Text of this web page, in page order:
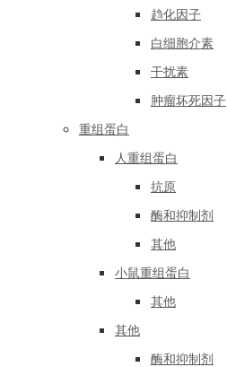
趋化因子
白细胞介素
干扰素
肿瘤坏死因子
重组蛋白
人重组蛋白
抗原
酶和抑制剂
其他
小鼠重组蛋白
其他
其他
酶和抑制剂